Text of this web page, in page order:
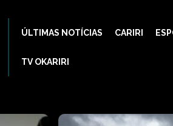
ÚLTIMAS NOTÍCIAS CARIRI
TV OKARIRI